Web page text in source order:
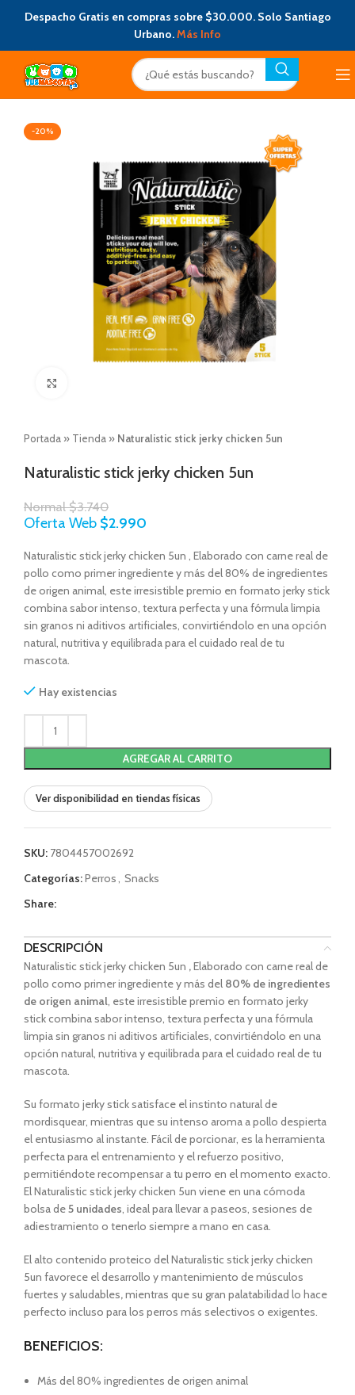
Despacho Gratis en compras sobre $30.000. Solo Santiago
Urbano.Más Info
-20%
Portada » Tienda » Naturalistic stick jerky chicken 5un
Naturalistic stick jerky chicken 5un
Normal$3.740
Oferta Web $2.990
Naturalistic stick jerky chicken 5un , Elaborado con carne real de
pollo como primer ingrediente y más del 80% de ingredientes
de origen animal, este irresistible premio en formato jerky stick
combina sabor intenso, textura perfecta y una fórmula limpia
sin granos ni aditivos artificiales, convirtiéndolo en una opción
natural, nutritiva y equilibrada para el cuidado real de tu
mascota.
Hay existencias
AGREGAR AL CARRITO
Ver disponibilidad en tiendas físicas
SKU: 7804457002692
Categorías:Perros, Snacks
Share:
DESCRIPCIÓN
Naturalistic stick jerky chicken 5un ,Elaborado con carne real de
pollo como primer ingrediente y más del 80% de ingredientes
de origen animal, este irresistible premio en formato jerky
stick combina sabor intenso, textura perfecta y una fórmula
limpia sin granos ni aditivos artificiales, convirtiéndolo en una
opción natural, nutritiva y equilibrada para el cuidado real de tu
mascota.
Su formato jerky stick satisface el instinto natural de
mordisquear, mientras que su intenso aroma a pollo despierta
el entusiasmo al instante. Fácil de porcionar, es la herramienta
perfecta para el entrenamiento y el refuerzo positivo,
permitiéndote recompensar a tu perro en el momento exacto.
El Naturalistic stick jerky chicken 5un viene en una cómoda
bolsa de5 unidades, ideal para llevar a paseos, sesiones de
adiestramiento o tenerlo siempre a mano en casa.
El alto contenido proteico del Naturalistic stick jerky chicken
5un favorece el desarrollo y mantenimiento de músculos
fuertes y saludables,mientras que su gran palatabilidad lo hace
perfecto incluso para los perros más selectivos o exigentes.
BENEFICIOS:
Más del 80% ingredientes de origen animal